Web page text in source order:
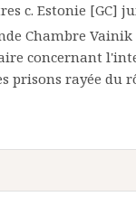
c. Estonie [GC]
Chambre Vainik
concernant
prisons rayée du